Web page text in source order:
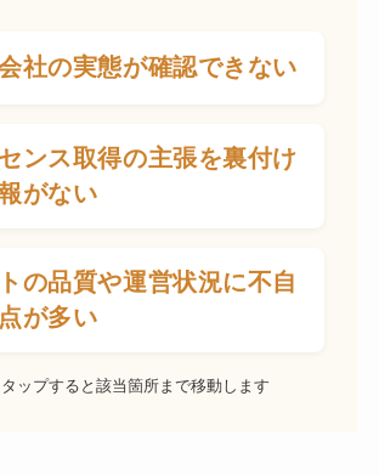
社の実態が確認できない
ンス取得の主張を裏付け
がない
の品質や運営状況に不自
が多い
ップすると該当箇所まで移動します